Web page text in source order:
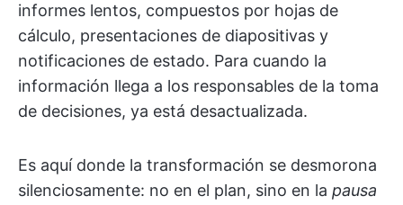
informes lentos, compuestos por hojas de
cálculo, presentaciones de diapositivas y
notificaciones de estado. Para cuando la
información llega a los responsables de la toma
de decisiones, ya está desactualizada.
Es aquí donde la transformación se desmorona
silenciosamente: no en el plan, sino en la pausa